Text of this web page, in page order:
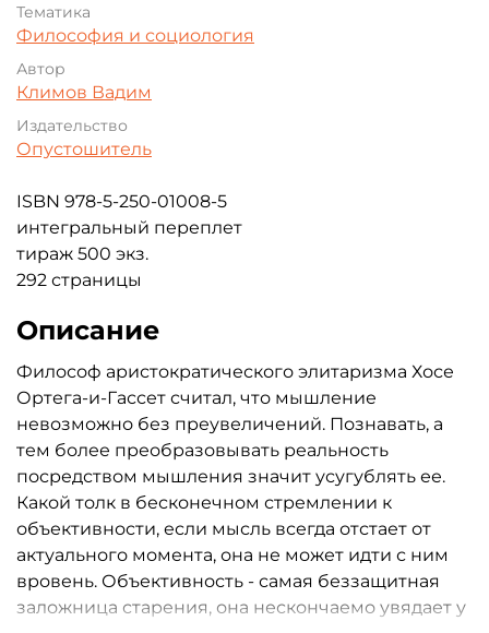
Тематика
Философия и социология
Автор
Климов Вадим
Издательство
Опустошитель
ISBN 978-5-250-01008-5
интегральный переплет
тираж 500 экз.
292 страницы
Описание
Философ аристократического элитаризма Хосе
Ортега-и-Гассет считал, что мышление
невозможно без преувеличений. Познавать, а
тем более преобразовывать реальность
посредством мышления значит усугублять ее.
Какой толк в бесконечном стремлении к
объективности, если мысль всегда отстает от
актуального момента, она не может идти с ним
вровень. Объективность - самая беззащитная
заложница старения, она нескончаемо увядает у